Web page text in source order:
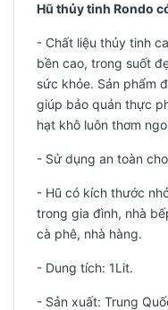
Hũ thủy tinh Rondo
- Chất liệu thủy tinh
bền cao, trong suốt
sức khỏe. Sản phẩm
giúp bảo quản thực
hạt khô luôn thơm
- Sử dụng an toàn
- Hũ có kích thước
trong gia đình, nhà
cà phê, nhà hàng.
- Dung tích: 1Lit.
- Sản xuất: Trung